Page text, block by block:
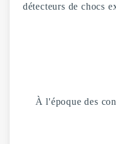
détecteurs de chocs
À l'époque des